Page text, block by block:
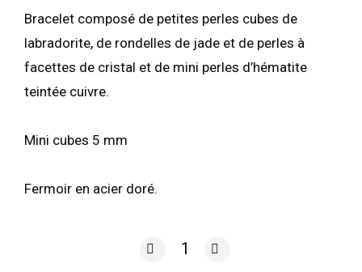
Bracelet composé de petites perles cubes de
labradorite, de rondelles de jade et de perles à
facettes de cristal et de mini perles d’hématite
teintée cuivre.
Mini cubes 5 mm
Fermoir en acier doré.
quantité de BF - Gemmes J'aime / Lou